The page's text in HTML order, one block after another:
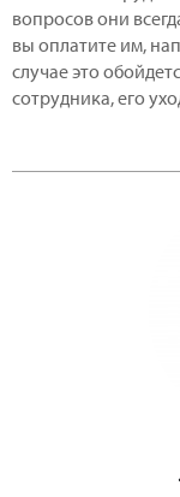
вопросов они
вы оплатите им,
случае это
сотрудника, его